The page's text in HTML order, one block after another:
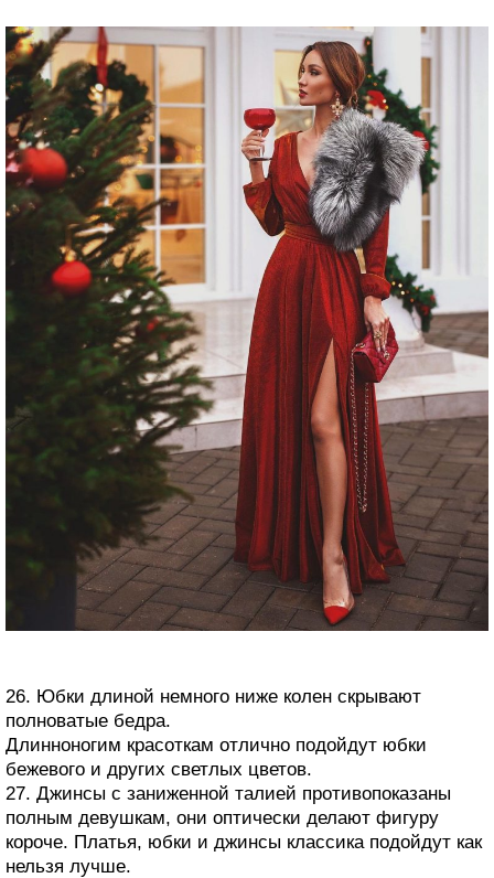
26. Юбки длиной немного ниже колен скрывают
полноватые бедра.
Длинноногим красоткам отлично подойдут юбки
бежевого и других светлых цветов.
27. Джинсы с заниженной талией противопоказаны
полным девушкам, они оптически делают фигуру
короче. Платья, юбки и джинсы классика подойдут как
нельзя лучше.